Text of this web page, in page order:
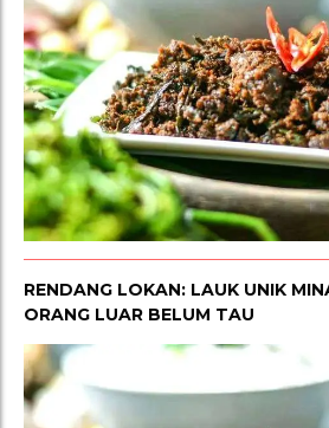
RENDANG LOKAN: LAUK UNIK
ORANG LUAR BELUM TAU